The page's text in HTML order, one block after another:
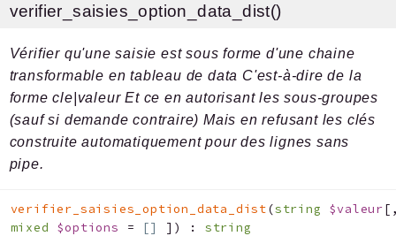
verifier_saisies_option_data_dist()
Vérifier qu'une saisie est sous forme d'une chaine
transformable en tableau de data C'est-à-dire de la
forme cle|valeur Et ce en autorisant les sous-groupes
(sauf si demande contraire) Mais en refusant les clés
construite automatiquement pour des lignes sans
pipe.
verifier_saisies_option_data_dist(string $valeur[
mixed $options = [] ] ) : string